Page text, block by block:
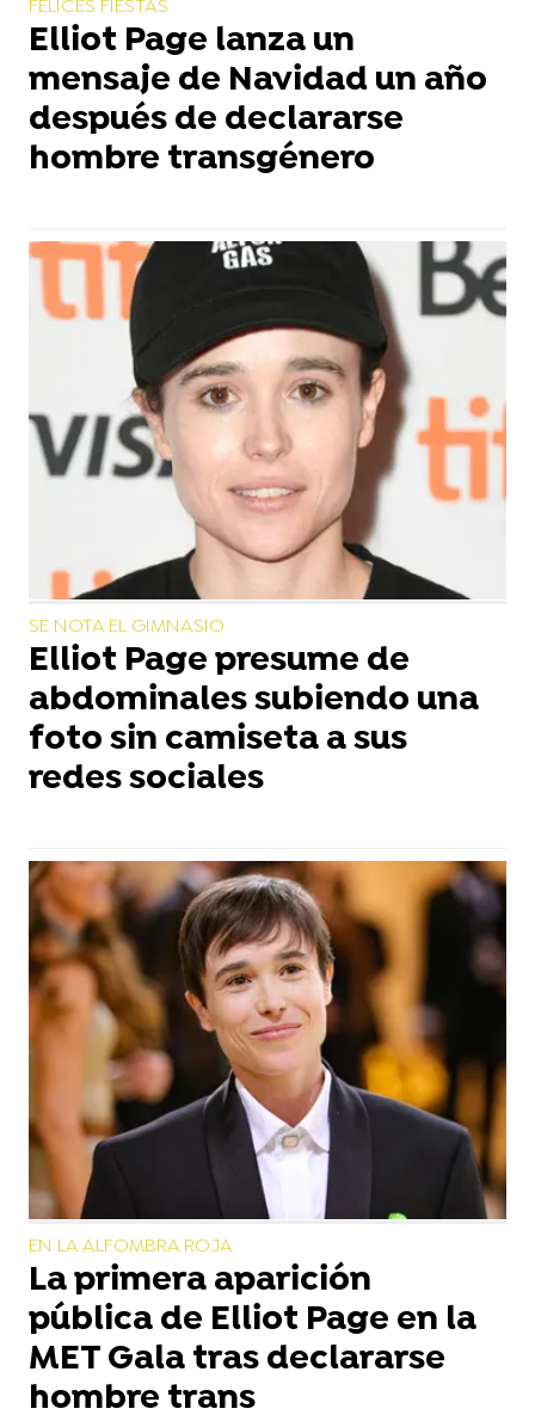
FELICES FIESTAS
Elliot Page lanza un
mensaje de Navidad un año
después de declararse
hombre transgénero
SE NOTA EL GIMNASIO
Elliot Page presume de
abdominales subiendo una
foto sin camiseta a sus
redes sociales
EN LA ALFOMBRA ROJA
La primera aparición
pública de Elliot Page en la
MET Gala tras declararse
hombre trans